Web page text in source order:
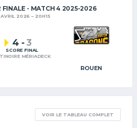
FINALE - MATCH 4 2025-2026
AVRIL 2026 20H15
ROUEN
4 -3
SCORE FINAL
MÉRIADECK
VOIR LE TABLEAU COMPLET